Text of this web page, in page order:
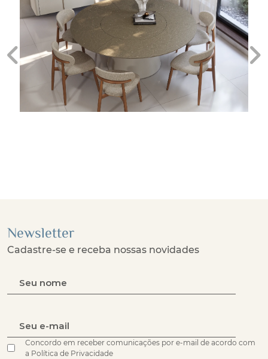
Previous
Newsletter
Cadastre-se e receba nossas novidades
Concordo em receber comunicações por e-mail de acordo com
a Política de Privacidade